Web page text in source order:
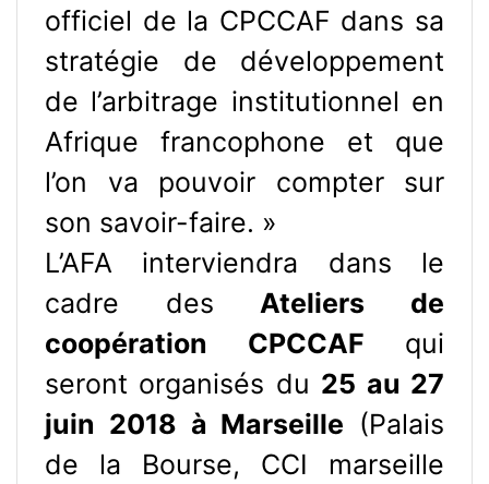
officiel de la CPCCAF dans sa
stratégie de développement
de l’arbitrage institutionnel en
Afrique francophone et que
l’on va pouvoir compter sur
son savoir-faire. »
L’AFA interviendra dans le
cadre des Ateliers de
coopération CPCCAF qui
seront organisés du 25 au 27
juin 2018 à Marseille (Palais
de la Bourse, CCI marseille